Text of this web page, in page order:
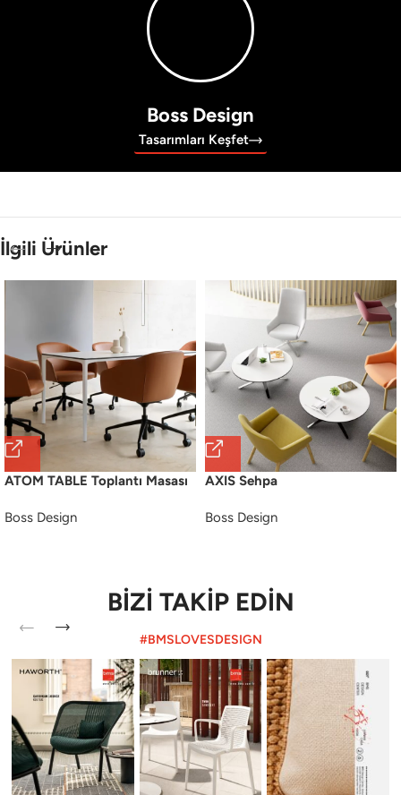
Boss Design
Tasarımları Keşfet
İlgili Ürünler
ATOM TABLE Toplantı Masası
Boss Design
AXIS Sehpa
Boss Design
BİZİ TAKİP EDİN
#BMSLOVESDESIGN